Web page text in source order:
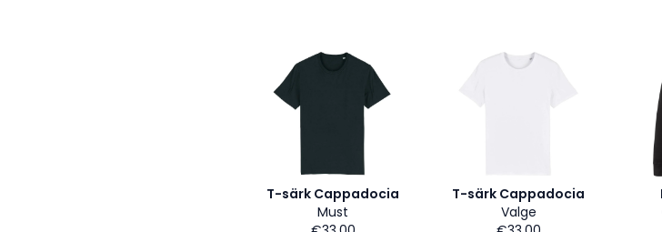
T-särk Cappadocia
Must
T-särk Cappadocia
Valge